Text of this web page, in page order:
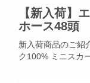
【新入荷】
ホース48頭
新入荷商品のご紹
ク100% ミニスカ